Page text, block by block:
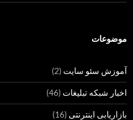
موضوعات
آموزش سئو سایت (2)
اخبار شبکه تبلیغات (46)
بازاریابی اینترنتی (16)